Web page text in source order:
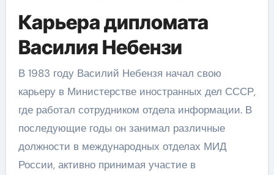
Карьера дипломата
Василия Небензи
В 1983 году Василий Небензя начал свою
карьеру в Министерстве иностранных дел СССР,
где работал сотрудником отдела информации. В
последующие годы он занимал различные
должности в международных отделах МИД
России, активно принимая участие в